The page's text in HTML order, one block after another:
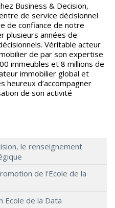
Business & Decision,
de service décisionnel
de confiance de notre
plusieurs années de
Véritable acteur
de par son expertise
immeubles et 8 millions de
immobilier global et
heureux d’accompagner
de son activité
le renseignement
de l'Ecole de la
Ecole de la Data